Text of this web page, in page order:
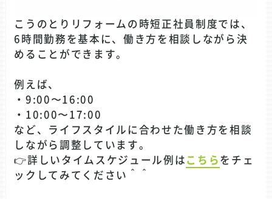
こうのとりリフォームの時短正社員制度では、
6時間勤務を基本に、働き方を相談しながら決
めることができます。
例えば、
・9:00〜16:00
・10:00〜17:00
など、ライフスタイルに合わせた働き方を相談
しながら調整しています。
👉詳しいタイムスケジュール例はこちらをチェ
ックしてみてください＾＾